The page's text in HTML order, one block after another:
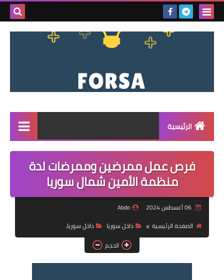
بحث
الرئيسية
القائمة
مناقصات
فرص عمل داخل سوريا
فرص عمل في العراق
فرص عمل في اليمن
فرص عمل ممرضين وممرضات لدة
منظمة الأمين شمال سوريا
06 أغسطس 2024
Abdo
الصفحة الرئيسية
داخل سوريا
داخل سوريا،
الحجم